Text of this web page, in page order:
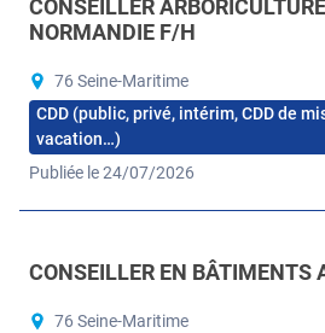
CONSEILLER
NORMANDIE F/H
76 Seine-Maritime
CDD (public, privé, intérim, CDD de
vacation…)
Publiée le 24/07/2026
CONSEILLER EN BÂTIMENTS
76 Seine-Maritime